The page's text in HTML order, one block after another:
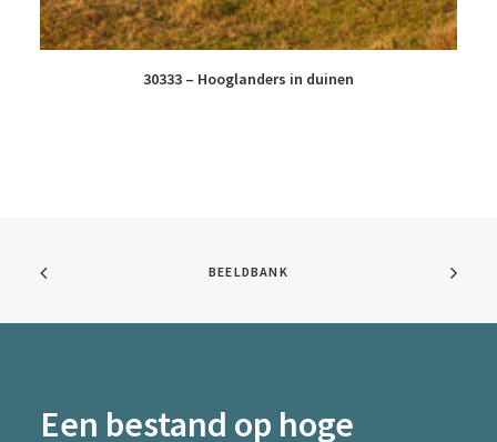
30333 – Hooglanders in duinen
BEELDBANK
Een bestand op hoge